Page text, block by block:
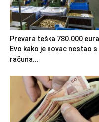
Prevara teška 780.000
Evo kako je novac nestao s
računa...